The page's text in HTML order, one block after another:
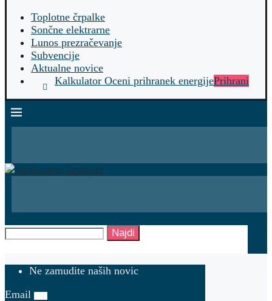
Toplotne črpalke
Sončne elektrarne
Lunos prezračevanje
Subvencije
Aktualne novice
Kalkulator Oceni prihranek energijePrihrani
Najdi
Ne zamudite naših novic
Email